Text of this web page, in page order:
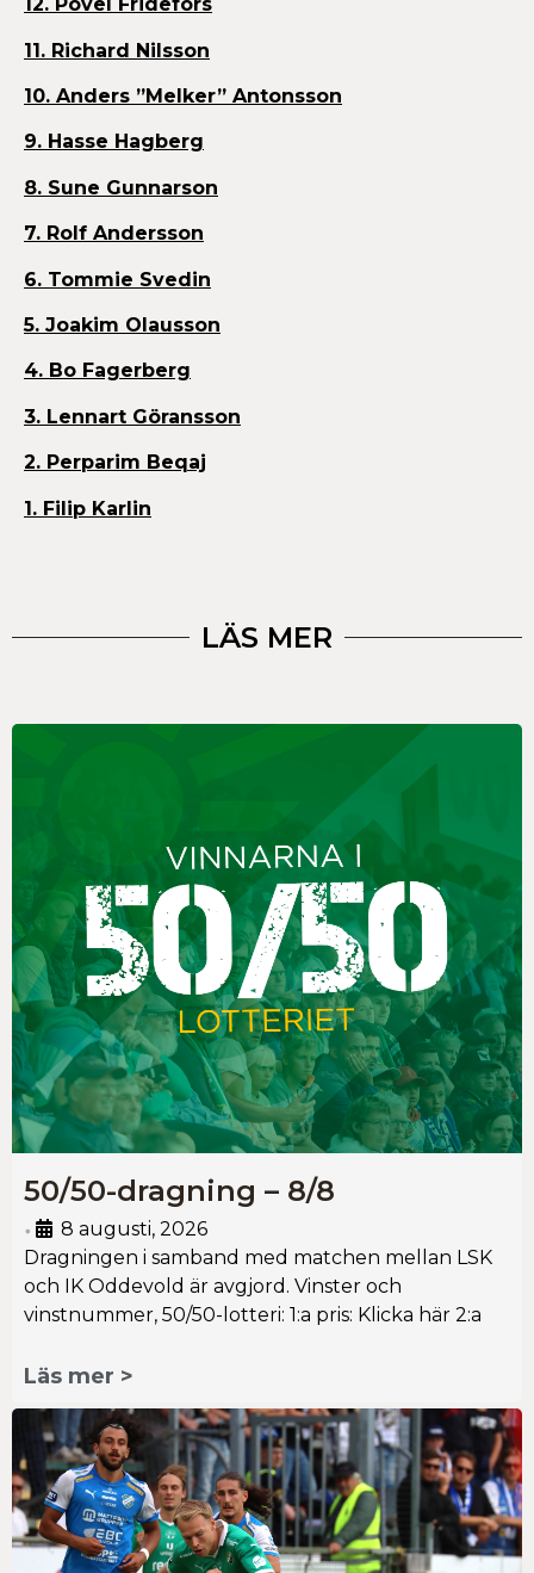
11. Richard Nilsson
10. Anders ”Melker” Antonsson
9. Hasse Hagberg
8. Sune Gunnarson
7. Rolf Andersson
6. Tommie Svedin
5. Joakim Olausson
4. Bo Fagerberg
3. Lennart Göransson
2. Perparim Beqaj
1. Filip Karlin
LÄS MER
50/50-dragning – 8/8
•
8 augusti, 2026
Dragningen i samband med matchen mellan LSK
och IK Oddevold är avgjord. Vinster och
vinstnummer, 50/50-lotteri: 1:a pris: Klicka här 2:a
Läs mer >